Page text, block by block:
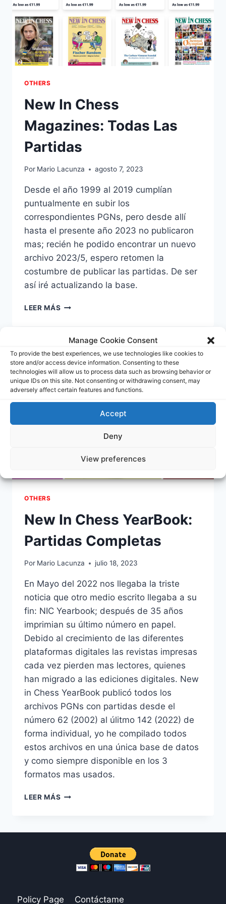
Manage Cookie Consent
To provide the best experiences, we use technologies like cookies to
store and/or access device information. Consenting to these
technologies will allow us to process data such as browsing behavior or
unique IDs on this site. Not consenting or withdrawing consent, may
adversely affect certain features and functions.
Accept
Deny
View preferences
OTHERS
New In Chess
Magazines: Todas Las
Partidas
Por Mario Lacunza agosto 7, 2023
Desde el año 1999 al 2019 cumplían
puntualmente en subir los
correspondientes PGNs, pero desde allí
hasta el presente año 2023 no publicaron
mas; recién he podido encontrar un nuevo
archivo 2023/5, espero retomen la
costumbre de publicar las partidas. De ser
así iré actualizando la base.
LEER MÁS NEW
CHESS
MAGAZINES:
LAS
PARTIDAS
OTHERS
New In Chess YearBook:
Partidas Completas
Por Mario Lacunza julio 18, 2023
En Mayo del 2022 nos llegaba la triste
noticia que otro medio escrito llegaba a su
fin: NIC Yearbook; después de 35 años
imprimian su último número en papel.
Debido al crecimiento de las diferentes
plataformas digitales las revistas impresas
cada vez pierden mas lectores, quienes
han migrado a las ediciones digitales. New
in Chess YearBook publicó todos los
archivos PGNs con partidas desde el
número 62 (2002) al úlitmo 142 (2022) de
forma individual, yo he compilado todos
estos archivos en una única base de datos
y como siempre disponible en los 3
formatos mas usados.
LEER MÁS NEW
COMPLETAS
Policy Page Contáctame